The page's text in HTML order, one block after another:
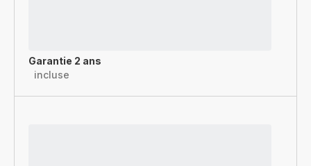
Garantie 2 ans
incluse